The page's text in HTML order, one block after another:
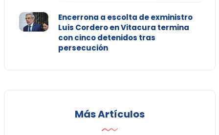
Encerrona a escolta de exministro
Luis Cordero en Vitacura termina
con cinco detenidos tras
persecución
Más Artículos